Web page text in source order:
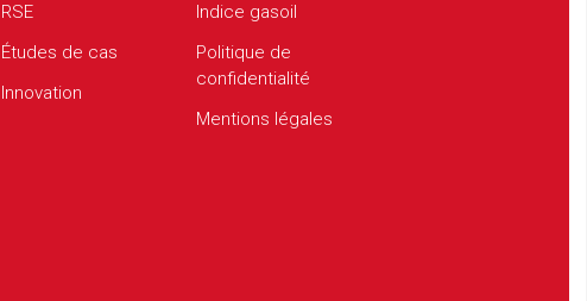
RSE
Études de cas
Innovation
Indice gasoil
Politique de
confidentialité
Mentions légales